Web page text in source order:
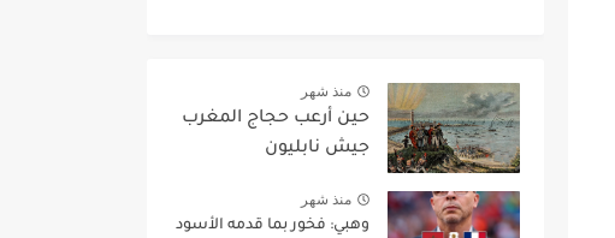
منذ شهر
حين أرعب حجاج المغرب
جيش نابليون
منذ شهر
وهبي: فخور بما قدمه الأسود